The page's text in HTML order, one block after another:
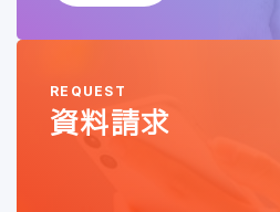
REQUEST
資料請求